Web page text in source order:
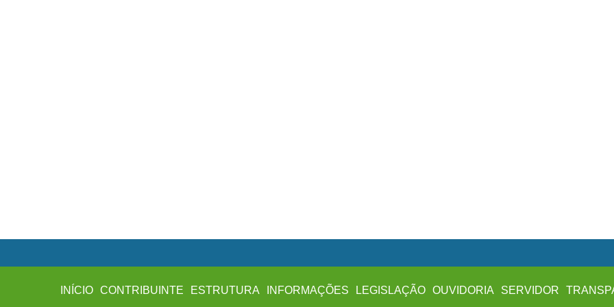
INÍCIO CONTRIBUINTE ESTRUTURA INFORMAÇÕES LEGISLAÇÃO OUVIDORIA SERVIDOR